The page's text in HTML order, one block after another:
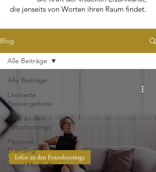
die jenseits von Worten ihren Raum findet.
Blog
Alle Beiträge
Limitierte
Preisangebote
Infos zu den
Fotoshootings
Personal
Branding
Social Media &
Alle Beiträge
Infos zu den Fotoshootings